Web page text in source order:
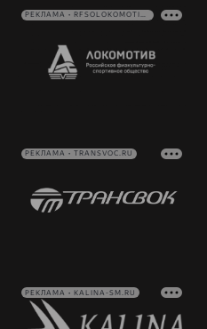
РЕКЛАМА • RFSOLOKOMOTIV.RU
РЕКЛАМА • TRANSVOC.RU
РЕКЛАМА • KALINA-SM.RU